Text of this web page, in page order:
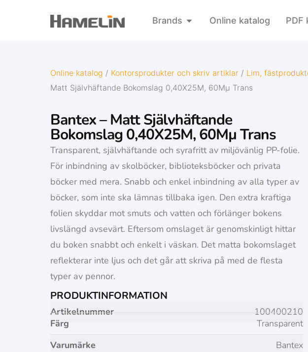
Brands Online katalog PDF
Online katalog / Kontorsprodukter och skriv artiklar / Lim,
Matt Självhäftande Bokomslag 0,40X25M, 60Mµ Trans
Bantex – Matt Självhäftande
Bokomslag 0,40X25M, 60Mµ Trans
Transparent, självhäftande och syrafritt av miljövänlig PP-folie.
För inbindning av skolböcker, biblioteksböcker och privata
böcker med mera. Snabb och enkel inbindning av alla typer av
böcker, som inte ska lämnas tillbaka igen. Den extra kraftiga
folien skyddar mot smuts och vatten och förlänger bokens
livslängd avsevärt. Eftersom omslaget är genomskinligt hittar
du boken snabbt och enkelt i väskan. Det matta bokomslaget
reflekterar inte ljus och det går att skriva på med de flesta
typer av pennor.
PRODUKTINFORMATION
Artikelnummer
100400210
Färg
Transparent
Varumärke
Bantex